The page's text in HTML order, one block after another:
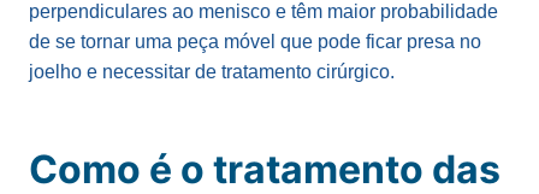
perpendiculares ao menisco e têm maior probabilidade
de se tornar uma peça móvel que pode ficar presa no
joelho e necessitar de tratamento cirúrgico.
Como é o tratamento das